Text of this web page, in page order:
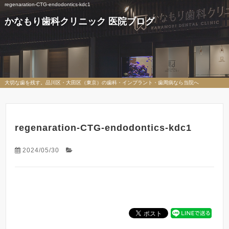
regenaration-CTG-endodontics-kdc1
かなもり歯科クリニック 医院ブログ
大切な歯を残す。品川区・大田区（東京）の歯科・インプラント・歯周病なら当院へ
regenaration-CTG-endodontics-kdc1
2024/05/30